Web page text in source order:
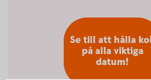
Se till att hålla
på alla viktiga
datum!